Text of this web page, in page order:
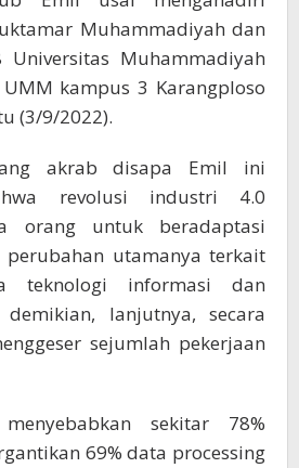
Muhammadiyah dan
Muhammadiyah
kampus 3 Karangploso
(3/9/2022).
akrab disapa Emil ini
revolusi industri 4.0
orang untuk beradaptasi
perubahan utamanya terkait
teknologi informasi dan
lanjutnya, secara
sejumlah pekerjaan
sekitar 78%
69% data processing